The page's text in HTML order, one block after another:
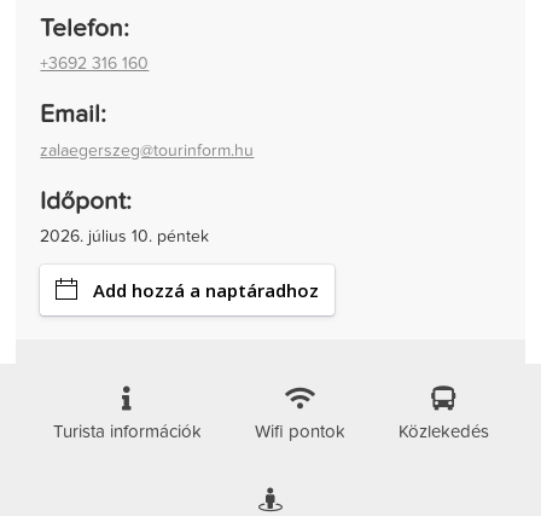
Telefon:
+3692 316 160
Email:
zalaegerszeg@tourinform.hu
Időpont:
2026. július 10. péntek
Add hozzá a naptáradhoz
Turista információk Wifi pontok Közlekedés